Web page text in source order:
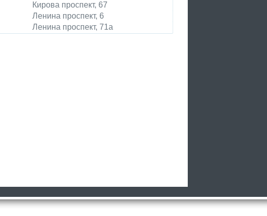
Кирова проспект, 67
Ленина проспект, 6
Ленина проспект, 71а